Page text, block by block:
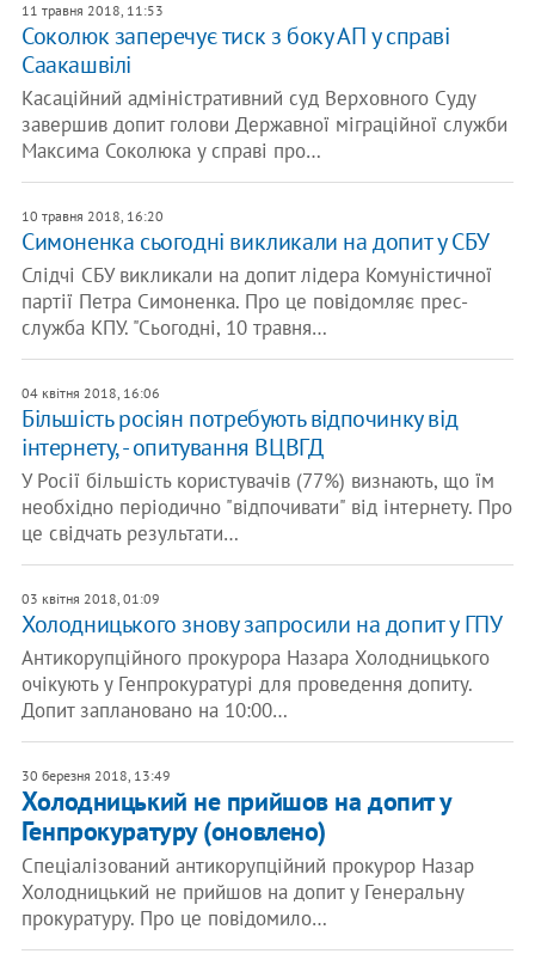
11 травня 2018, 11:53
Соколюк заперечує тиск з боку АП у справі
Саакашвілі
Касаційний адміністративний суд Верховного Суду
завершив допит голови Державної міграційної служби
Максима Соколюка у справі про…
10 травня 2018, 16:20
Симоненка сьогодні викликали на допит у СБУ
Слідчі СБУ викликали на допит лідера Комуністичної
партії Петра Симоненка. Про це повідомляє прес-
служба КПУ. "Сьогодні, 10 травня…
04 квітня 2018, 16:06
Більшість росіян потребують відпочинку від
інтернету, - опитування ВЦВГД
У Росії більшість користувачів (77%) визнають, що їм
необхідно періодично "відпочивати" від інтернету. Про
це свідчать результати…
03 квітня 2018, 01:09
Холодницького знову запросили на допит у ГПУ
Антикорупційного прокурора Назара Холодницького
очікують у Генпрокуратурі для проведення допиту.
Допит заплановано на 10:00…
30 березня 2018, 13:49
Холодницький не прийшов на допит у
Генпрокуратуру (оновлено)
Спеціалізований антикорупційний прокурор Назар
Холодницький не прийшов на допит у Генеральну
прокуратуру. Про це повідомило…